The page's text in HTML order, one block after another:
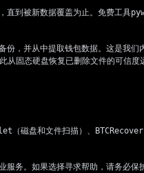
直到被新数据覆盖为止。免费工具
，并从中提取钱包数据。这是我们
固态硬盘恢复已删除文件的可信度
（磁盘和文件扫描）、 BTCRecover
务。如果选择寻求帮助，请务必保